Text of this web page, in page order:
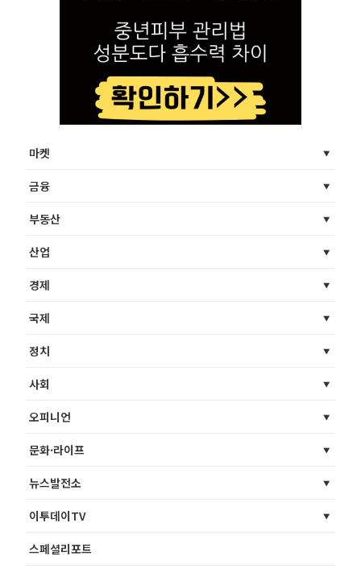
마켓
금융
부동산
산업
경제
국제
정치
사회
오피니언
문화·라이프
뉴스발전소
이투데이TV
스페셜리포트